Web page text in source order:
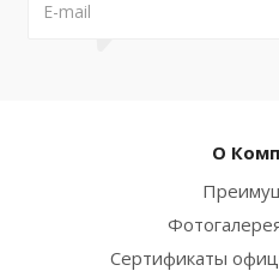
О
Сертификаты